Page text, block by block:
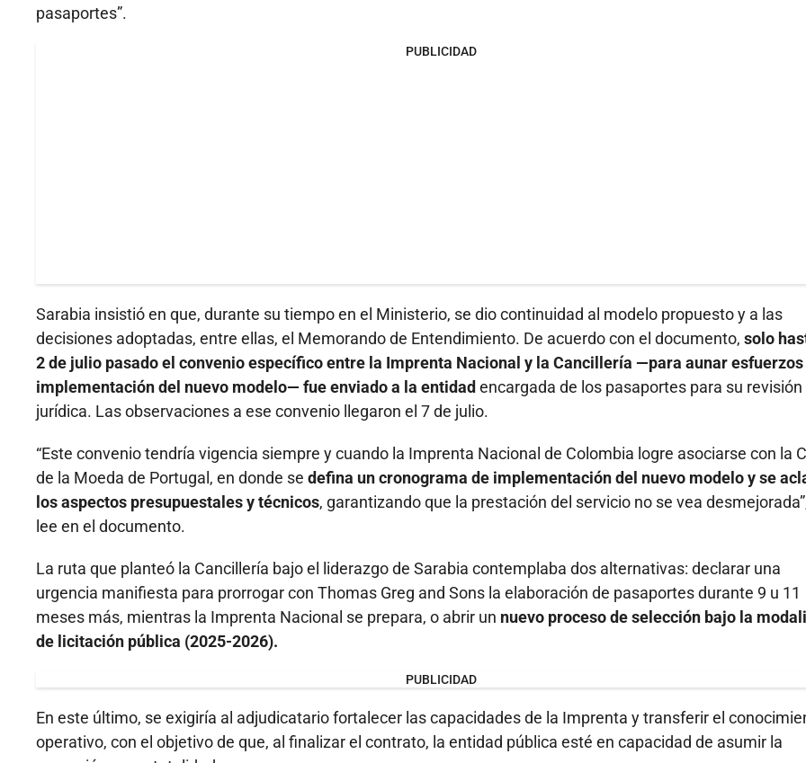
pasaportes”.
PUBLICIDAD
Sarabia insistió en que, durante su tiempo en el Ministerio, se dio continuidad al modelo propuesto y a las
decisiones adoptadas, entre ellas, el Memorando de Entendimiento. De acuerdo con el documento, solo
2 de julio pasado el convenio específico entre la Imprenta Nacional y la Cancillería —para aunar esfuerzos
implementación del nuevo modelo— fue enviado a la entidad encargada de los pasaportes para su revisión
jurídica. Las observaciones a ese convenio llegaron el 7 de julio.
“Este convenio tendría vigencia siempre y cuando la Imprenta Nacional de Colombia logre asociarse con la
de la Moeda de Portugal, en donde se defina un cronograma de implementación del nuevo modelo y se
los aspectos presupuestales y técnicos, garantizando que la prestación del servicio no se vea
lee en el documento.
La ruta que planteó la Cancillería bajo el liderazgo de Sarabia contemplaba dos alternativas: declarar una
urgencia manifiesta para prorrogar con Thomas Greg and Sons la elaboración de pasaportes durante 9 u 11
meses más, mientras la Imprenta Nacional se prepara, o abrir un nuevo proceso de selección bajo la
de licitación pública (2025-2026).
PUBLICIDAD
En este último, se exigiría al adjudicatario fortalecer las capacidades de la Imprenta y transferir el
operativo, con el objetivo de que, al finalizar el contrato, la entidad pública esté en capacidad de asumir la